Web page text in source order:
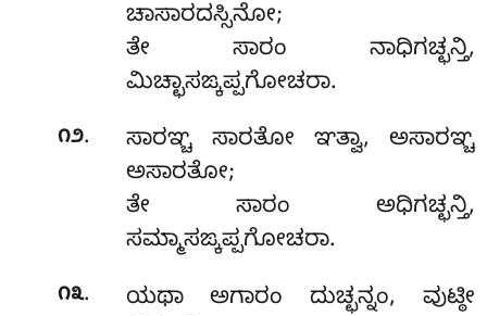
ಚಾಸಾರದಸ್ಸಿನೋ;
ತೇ ಸಾರಂ ನಾಧಿಗಚ್ಛನ್ತಿ,
ಮಿಚ್ಛಾಸಙ್ಕಪ್ಪಗೋಚರಾ.
೧೨. ಸಾರಞ್ಚ ಸಾರತೋ ಞತ್ವಾ, ಅಸಾರಞ್ಚ
ಅಸಾರತೋ;
ತೇ ಸಾರಂ ಅಧಿಗಚ್ಛನ್ತಿ,
ಸಮ್ಮಾಸಙ್ಕಪ್ಪಗೋಚರಾ.
೧೩.
ಯಥಾ ಅಗಾರಂ ದುಚ್ಛನ್ನಂ, ವುಟ್ಠೀ